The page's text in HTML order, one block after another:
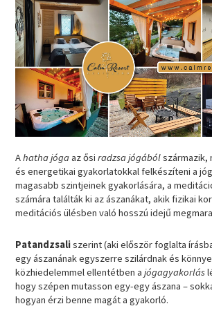
Ahatha jógaaz ősiradzsa jógábólszármazik,
és energetikai gyakorlatokkal felkészíteni a
magasabb szintjeinek gyakorlására, a
számára találták ki az ászanákat, akik fizikai
meditációs ülésben való hosszú idejű
Patandzsaliszerint (aki először foglalta
egy ászanának egyszerre szilárdnak és
közhiedelemmel ellentétben ajógagyakorlás
hogy szépen mutasson egy-egy ászana –
hogyan érzi benne magát a gyakorló.